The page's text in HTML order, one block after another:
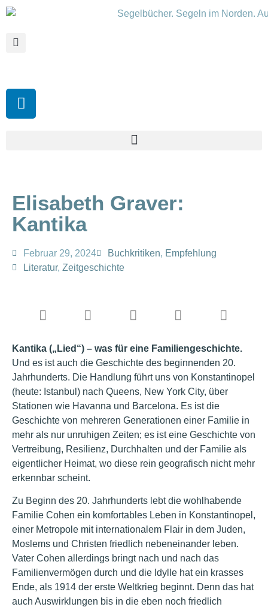
Elisabeth Graver:
Kantika
Februar 29, 2024 Buchkritiken, Empfehlung
Literatur, Zeitgeschichte
Kantika („Lied“) – was für eine Familiengeschichte.
Und es ist auch die Geschichte des beginnenden 20.
Jahrhunderts. Die Handlung führt uns von Konstantinopel
(heute: Istanbul) nach Queens, New York City, über
Stationen wie Havanna und Barcelona. Es ist die
Geschichte von mehreren Generationen einer Familie in
mehr als nur unruhigen Zeiten; es ist eine Geschichte von
Vertreibung, Resilienz, Durchhalten und der Familie als
eigentlicher Heimat, wo diese rein geografisch nicht mehr
erkennbar scheint.
Zu Beginn des 20. Jahrhunderts lebt die wohlhabende
Familie Cohen ein komfortables Leben in Konstantinopel,
einer Metropole mit internationalem Flair in dem Juden,
Moslems und Christen friedlich nebeneinander leben.
Vater Cohen allerdings bringt nach und nach das
Familienvermögen durch und die Idylle hat ein krasses
Ende, als 1914 der erste Weltkrieg beginnt. Denn das hat
auch Auswirklungen bis in die eben noch friedlich